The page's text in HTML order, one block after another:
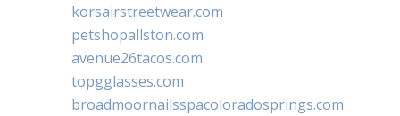
korsairstreetwear.com
petshopallston.com
avenue26tacos.com
topgglasses.com
broadmoornailsspacoloradosprings.com